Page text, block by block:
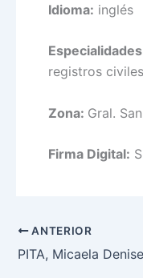
Idioma: inglés
registros
Zona: Gral.
Firma Digital:
ANTERIOR
PITA, Micaela Denise